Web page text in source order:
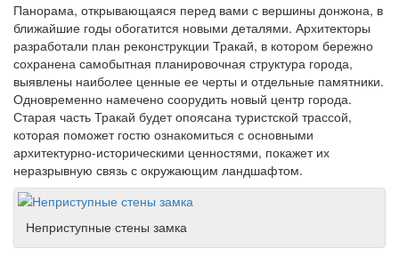
Панорама, открывающаяся перед вами с вершины донжона, в
ближайшие годы обогатится новыми деталями. Архитекторы
разработали план реконструкции Тракай, в котором бережно
сохранена самобытная планировочная структура города,
выявлены наиболее ценные ее черты и отдельные памятники.
Одновременно намечено соорудить новый центр города.
Старая часть Тракай будет опоясана туристской трассой,
которая поможет гостю ознакомиться с основными
архитектурно-историческими ценностями, покажет их
неразрывную связь с окружающим ландшафтом.
Неприступные стены замка